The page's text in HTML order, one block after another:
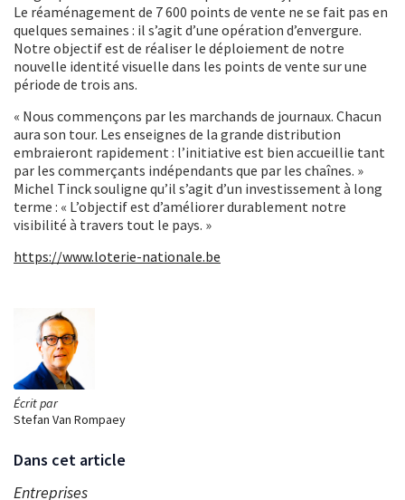
Écrit par
Stefan Van Rompaey
Dans cet article
Entreprises
Le réaménagement de 7 600 points de vente ne se fait pas en
quelques semaines : il s’agit d’une opération d’envergure.
Notre objectif est de réaliser le déploiement de notre
nouvelle identité visuelle dans les points de vente sur une
période de trois ans.
« Nous commençons par les marchands de journaux. Chacun
aura son tour. Les enseignes de la grande distribution
embraieront rapidement : l’initiative est bien accueillie tant
par les commerçants indépendants que par les chaînes. »
Michel Tinck souligne qu’il s’agit d’un investissement à long
terme : « L’objectif est d’améliorer durablement notre
visibilité à travers tout le pays. »
https://www.loterie-nationale.be